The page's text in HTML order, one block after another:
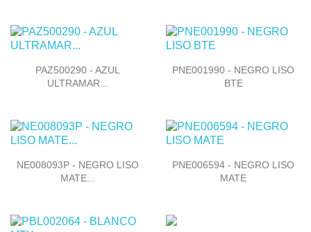
Vista rápida
PAZ500290 - AZUL
ULTRAMAR...
Vista rápida
PNE001990 - NEGRO LISO
BTE
Vista rápida
NE008093P - NEGRO LISO
MATE...
Vista rápida
PNE006594 - NEGRO LISO
MATE